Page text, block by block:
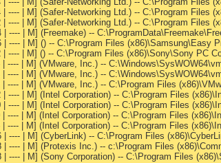
| ---- | M] (Safer-Networking Ltd.) -- C:\Program Files
| ---- | M] (Safer-Networking Ltd.) -- C:\Program Files
| ---- | M] (Freemake) --
| ---- | M] () -- C:\Program Files (x86)\Samsung\Easy
---- | M] () -- C:\Program Files (x86)\Sony\Sony PC
---- | M] (VMware, Inc.) --
---- | M] (VMware, Inc.) --
---- | M] (VMware, Inc.) -- C:\Program Files
---- | M] (Intel Corporation) -- C:\Program Files
---- | M] (Intel Corporation) -- C:\Program Files
---- | M] (Intel Corporation) -- C:\Program Files
---- | M] (Intel Corporation) -- C:\Program Files
---- | M] (CyberLink) -- C:\Program Files
| ---- | M] (Protexis Inc.) -- c:\Program Files
| ---- | M] (Sony Corporation) -- C:\Program Files